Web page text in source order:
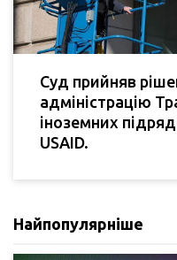
Суд прийняв
адміністрацію
іноземних
USAID.
Найпопулярніше